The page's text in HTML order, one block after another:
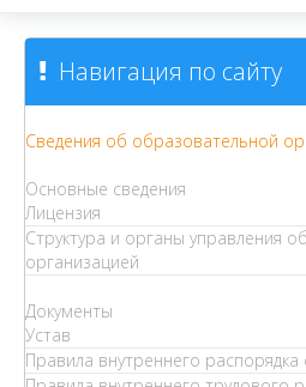
Навигация по сайту
Сведения об образовательной
Основные сведения
Лицензия
Структура и органы управления
организацией
Документы
Устав
Правила внутреннего